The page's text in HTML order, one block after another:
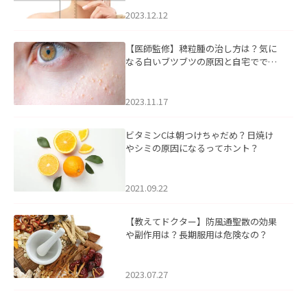
2023.12.12
【医師監修】稗粒腫の治し方は？気に
なる白いブツブツの原因と自宅ででき
2023.11.17
ビタミンCは朝つけちゃだめ？日焼け
やシミの原因になるってホント？
2021.09.22
【教えてドクター】防風通聖散の効果
や副作用は？長期服用は危険なの？
2023.07.27